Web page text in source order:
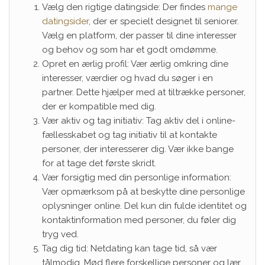
Vælg den rigtige datingside: Der findes mange
datingsider, der er specielt designet til seniorer.
Vælg en platform, der passer til dine interesser
og behov og som har et godt omdømme.
Opret en ærlig profil: Vær ærlig omkring dine
interesser, værdier og hvad du søger i en
partner. Dette hjælper med at tiltrække personer,
der er kompatible med dig.
Vær aktiv og tag initiativ: Tag aktiv del i online-
fællesskabet og tag initiativ til at kontakte
personer, der interesserer dig. Vær ikke bange
for at tage det første skridt.
Vær forsigtig med din personlige information:
Vær opmærksom på at beskytte dine personlige
oplysninger online. Del kun din fulde identitet og
kontaktinformation med personer, du føler dig
tryg ved.
Tag dig tid: Netdating kan tage tid, så vær
tålmodig. Mød flere forskellige personer og lær